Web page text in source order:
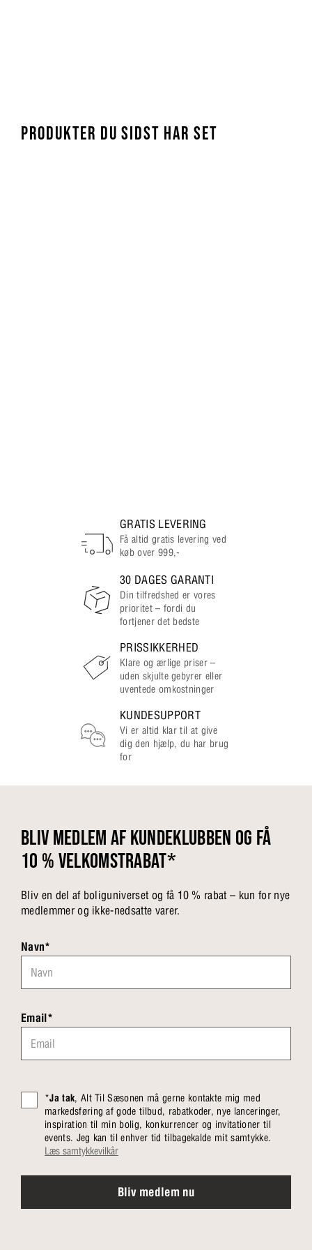
PRODUKTER DU SIDST HAR SET
GRATIS LEVERING
Få altid gratis levering ved
køb over 999,-
30 DAGES GARANTI
Din tilfredshed er vores
prioritet – fordi du
fortjener det bedste
PRISSIKKERHED
Klare og ærlige priser –
uden skjulte gebyrer eller
uventede omkostninger
KUNDESUPPORT
Vi er altid klar til at give
dig den hjælp, du har brug
for
BLIV MEDLEM AF KUNDEKLUBBEN OG FÅ
10 % VELKOMSTRABAT*
Bliv en del af boliguniverset og få 10 % rabat – kun for nye
medlemmer og ikke-nedsatte varer.
Navn*
Email*
*Ja tak, Alt Til Sæsonen må gerne kontakte mig med
markedsføring af gode tilbud, rabatkoder, nye lanceringer,
inspiration til min bolig, konkurrencer og invitationer til
events. Jeg kan til enhver tid tilbagekalde mit samtykke.
Læs samtykkevilkår
Bliv medlem nu